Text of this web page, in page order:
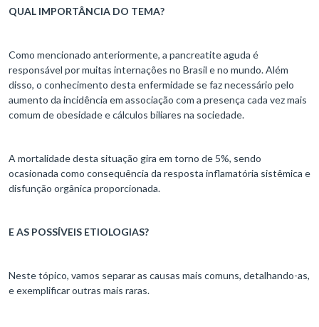
QUAL IMPORTÂNCIA DO TEMA?
Como mencionado anteriormente, a pancreatite aguda é
responsável por muitas internações no Brasil e no mundo. Além
disso, o conhecimento desta enfermidade se faz necessário pelo
aumento da incidência em associação com a presença cada vez mais
comum de obesidade e cálculos biliares na sociedade.
A mortalidade desta situação gira em torno de 5%, sendo
ocasionada como consequência da resposta inflamatória sistêmica e
disfunção orgânica proporcionada.
E AS POSSÍVEIS ETIOLOGIAS?
Neste tópico, vamos separar as causas mais comuns, detalhando-as,
e exemplificar outras mais raras.